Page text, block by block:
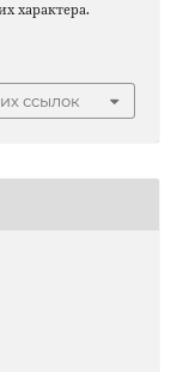
характера.
ссылок